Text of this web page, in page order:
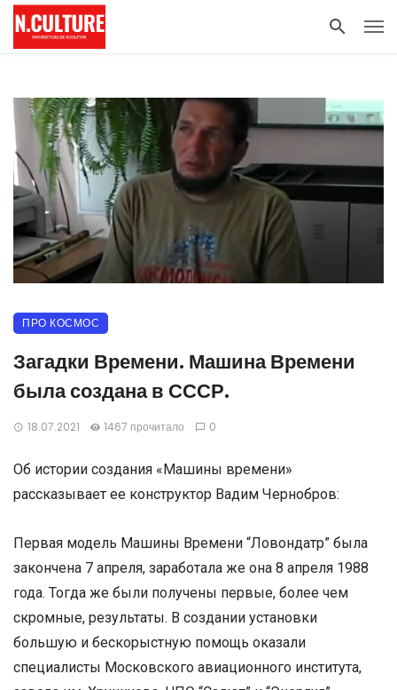
ПРО КОСМОС
Загадки Времени. Машина Времени
была создана в СССР.
18.07.2021 1467 прочитало 0
Об истории создания «Машины времени»
рассказывает ее конструктор Вадим Чернобров:
Первая модель Машины Времени “Ловондатр” была
закончена 7 апреля, заработала же она 8 апреля 1988
года. Тогда же были получены первые, более чем
скромные, результаты. В создании установки
большую и бескорыстную помощь оказали
специалисты Московского авиационного института,